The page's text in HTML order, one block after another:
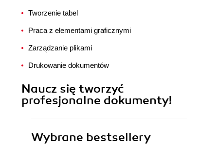
Tworzenie tabel
Praca z elementami graficznymi
Zarządzanie plikami
Drukowanie dokumentów
Naucz się tworzyć
profesjonalne dokumenty!
Wybrane bestsellery